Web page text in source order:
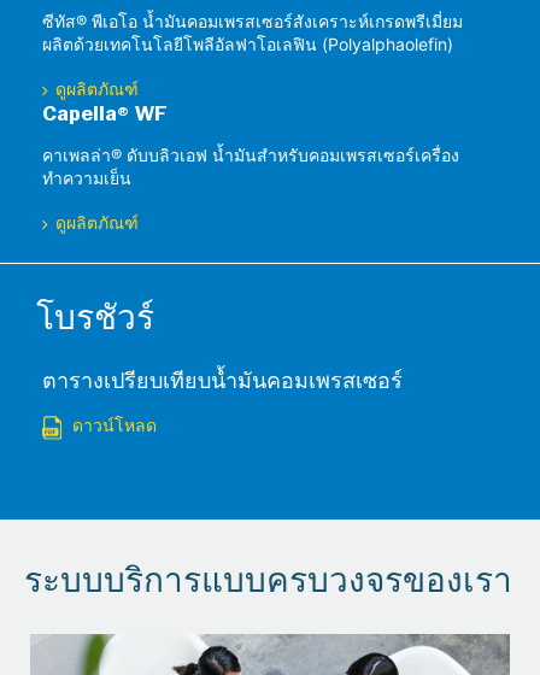
ซีทัส® พีเอโอ น้ำมันคอมเพรสเซอร์สังเคราะห์เกรดพรีเมี่ยม
ผลิตด้วยเทคโนโลยีโพลีอัลฟาโอเลฟิน (Polyalphaolefin)
ดูผลิตภัณฑ์
Capella® WF
คาเพลล่า® ดับบลิวเอฟ น้ำมันสำหรับคอมเพรสเซอร์เครื่อง
ทำความเย็น
ดูผลิตภัณฑ์
โบรชัวร์
ตารางเปรียบเทียบน้ำมันคอมเพรสเซอร์
ดาวน์โหลด
ระบบบริการแบบครบวงจรของเรา